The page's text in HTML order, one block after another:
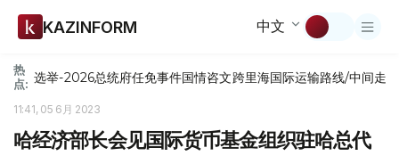
KAZINFORM 中文
热
点: 选举-2026总统府任免事件国情咨文跨里海国际运输路线/中间走廊
11:41, 05 6月 2023
哈经济部长会见国际货币基金组织驻哈总代